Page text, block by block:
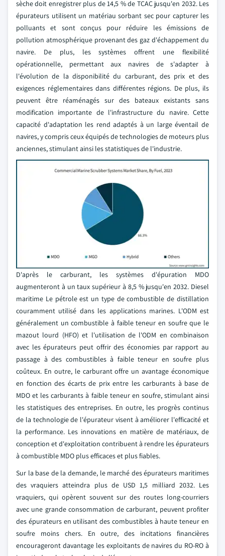
sèche doit enregistrer plus de 14,5 % de TCAC jusqu'en 2032. Les
épurateurs utilisent un matériau sorbant sec pour capturer les
polluants et sont conçus pour réduire les émissions de
pollution atmosphérique provenant des gaz d'échappement du
navire. De plus, les systèmes offrent une flexibilité
opérationnelle, permettant aux navires de s'adapter à
l'évolution de la disponibilité du carburant, des prix et des
exigences réglementaires dans différentes régions. De plus, ils
peuvent être réaménagés sur des bateaux existants sans
modification importante de l'infrastructure du navire. Cette
capacité d'adaptation les rend adaptés à un large éventail de
navires, y compris ceux équipés de technologies de moteurs plus
anciennes, stimulant ainsi les statistiques de l'industrie.
D'après le carburant, les systèmes d'épuration MDO
augmenteront à un taux supérieur à 8,5 % jusqu'en 2032. Diesel
maritime Le pétrole est un type de combustible de distillation
couramment utilisé dans les applications marines. L'ODM est
généralement un combustible à faible teneur en soufre que le
mazout lourd (HFO) et l'utilisation de l'ODM en combinaison
avec les épurateurs peut offrir des économies par rapport au
passage à des combustibles à faible teneur en soufre plus
coûteux. En outre, le carburant offre un avantage économique
en fonction des écarts de prix entre les carburants à base de
MDO et les carburants à faible teneur en soufre, stimulant ainsi
les statistiques des entreprises. En outre, les progrès continus
de la technologie de l'épurateur visent à améliorer l'efficacité et
la performance. Les innovations en matière de matériaux, de
conception et d'exploitation contribuent à rendre les épurateurs
à combustible MDO plus efficaces et plus fiables.
Sur la base de la demande, le marché des épurateurs maritimes
des vraquiers atteindra plus de USD 1,5 milliard 2032. Les
vraquiers, qui opèrent souvent sur des routes long-courriers
avec une grande consommation de carburant, peuvent profiter
des épurateurs en utilisant des combustibles à haute teneur en
soufre moins chers. En outre, des incitations financières
encourageront davantage les exploitants de navires du RO-RO à